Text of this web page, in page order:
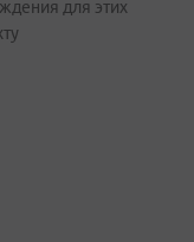
для этих